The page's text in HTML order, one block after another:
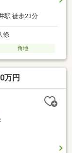
駅 徒歩23分
條
角地
万円